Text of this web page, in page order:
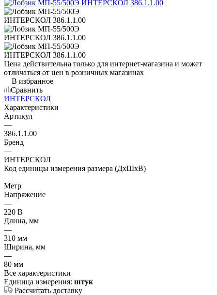
Цена действительна только для интернет-магазина и может
отличаться от цен в розничных магазинах
В избранное
Сравнить
ИНТЕРСКОЛ
Характеристики
Артикул
—
386.1.1.00
Бренд
—
ИНТЕРСКОЛ
Код единицы измерения размера (ДхШхВ)
—
Метр
Напряжение
—
220 В
Длина, мм
—
310 мм
Ширина, мм
—
80 мм
Все характеристики
Единица измерения: штук
Рассчитать доставку